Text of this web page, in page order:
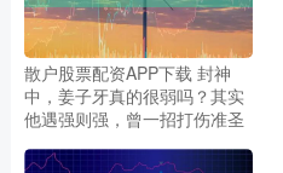
散户股票配资APP下载 封神
中，姜子牙真的很弱吗？其实
他遇强则强，曾一招打伤准圣